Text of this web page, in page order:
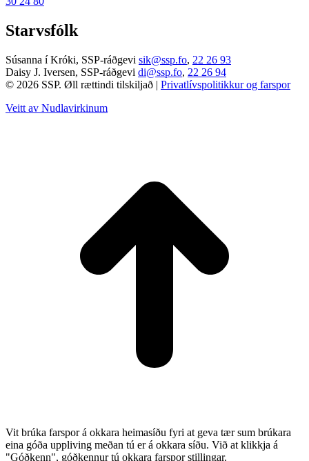
Starvsfólk
Súsanna í Króki, SSP-ráðgevi sik@ssp.fo, 22 26 93
Daisy J. Iversen, SSP-ráðgevi di@ssp.fo, 22 26 94
© 2026 SSP. Øll rættindi tilskiljað | Privatlívspolitikkur og farspor
Veitt av Nudlavirkinum
Vit brúka farspor á okkara heimasíðu fyri at geva tær sum brúkara
eina góða uppliving meðan tú er á okkara síðu. Við at klikkja á
"Góðkenn", góðkennur tú okkara farspor stillingar.